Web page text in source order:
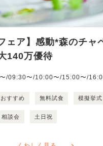
ェア】感動*森のチャ
140万優待
/09:30〜/10:00〜/15:00〜/
おすすめ 無料試食 模擬挙式
相談会 土日祝